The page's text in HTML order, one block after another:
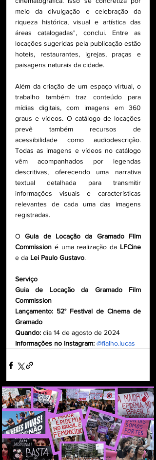
meio da divulgação e celebração da
riqueza histórica, visual e artística das
áreas catalogadas", conclui. Entre as
locações sugeridas pela publicação estão
hoteis, restaurantes, igrejas, praças e
paisagens naturais da cidade.
Além da criação de um espaço virtual, o
trabalho também traz conteúdo para
mídias digitais, com imagens em 360
graus e vídeos. O catálogo de locações
prevê também recursos de
acessibilidade como audiodescrição.
Todas as imagens e vídeos no catálogo
vêm acompanhados por legendas
descritivas, oferecendo uma narrativa
textual detalhada para transmitir
informações visuais e características
relevantes de cada uma das imagens
registradas.
O Guia de Locação da Gramado Film
Commission é uma realização da LFCine
e da Lei Paulo Gustavo.
Serviço
Guia de Locação da Gramado Film
Commission
Lançamento: 52° Festival de Cinema de
Gramado
Quando: dia 14 de agosto de 2024
Informações no Instagram: @fialho.lucas